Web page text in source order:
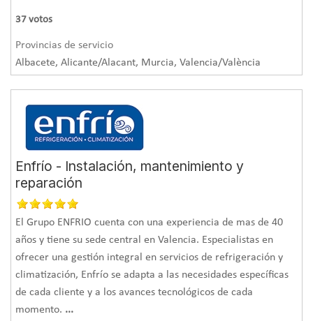
37 votos
Provincias de servicio
Albacete, Alicante/Alacant, Murcia, Valencia/València
Enfrío - Instalación, mantenimiento y
reparación
El Grupo ENFRIO cuenta con una experiencia de mas de 40
años y tiene su sede central en Valencia. Especialistas en
ofrecer una gestión integral en servicios de refrigeración y
climatización, Enfrío se adapta a las necesidades específicas
de cada cliente y a los avances tecnológicos de cada
momento. ...